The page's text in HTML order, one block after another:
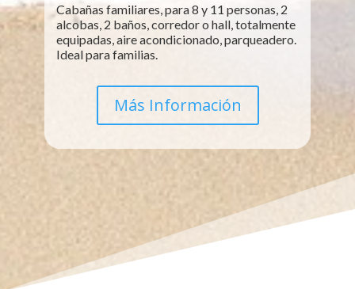
Cabañas familiares, para 8 y 11 personas, 2
alcobas, 2 baños, corredor o hall, totalmente
equipadas, aire acondicionado, parqueadero.
Ideal para familias.
Más Información